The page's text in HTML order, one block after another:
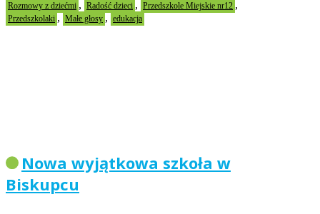
Rozmowy z dziećmi , Radość dzieci , Przedszkole Miejskie nr12 ,
Przedszkolaki , Małe głosy , edukacja
Nowa wyjątkowa szkoła w
Biskupcu